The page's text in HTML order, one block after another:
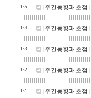
165 [주간동향과 초점]
164 [주간동향과 초점]
163 [주간동향과 초점]
162 [주간동향과 초점]
161 [주간동향과 초점]